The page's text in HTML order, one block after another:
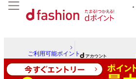
ご利用可能ポイント